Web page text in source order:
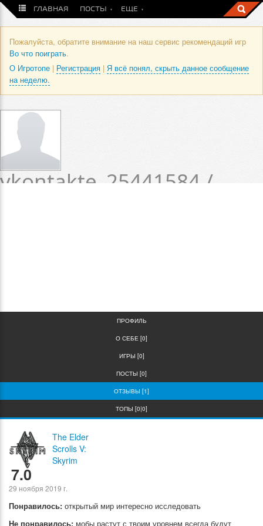
ГЛАВНАЯ ПОСТЫ ЕЩЕ
Пожалуйста, обратите внимание на наш сервис рекомендаций игр
Во что поиграть.
О Игротопе | Регистрация | Я всё понял, скрыть данное сообщение
на неделю.
vkontakte_25441584 /
ПРОФИЛЬ
О СЕБЕ [0]
ИГРЫ [0]
ПОСТЫ [0]
ОТЗЫВЫ [1]
ТОПЫ [0|0]
The Elder
Scrolls V:
Skyrim
7.0
29 ноября 2019 г.
Понравилось: открытый мир интересно исследовать
Не понравилось: мобы растут с твоим уровнем всегда будут